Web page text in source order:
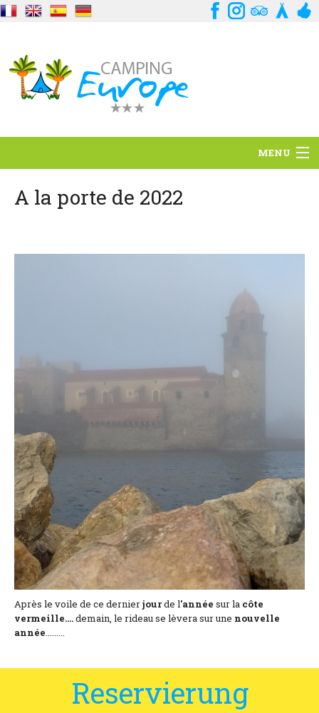
MENU
Standort
Dienstleistungen
Nachrichten
Mobilheim und Preise
Campingplatz und Preise
Zimmer pro Nacht und Preise
A la porte de 2022
Après le voile de ce dernierjourde l'année sur la côte
vermeille....demain, le rideau se lèvera sur une nouvelle
année
Reservierung